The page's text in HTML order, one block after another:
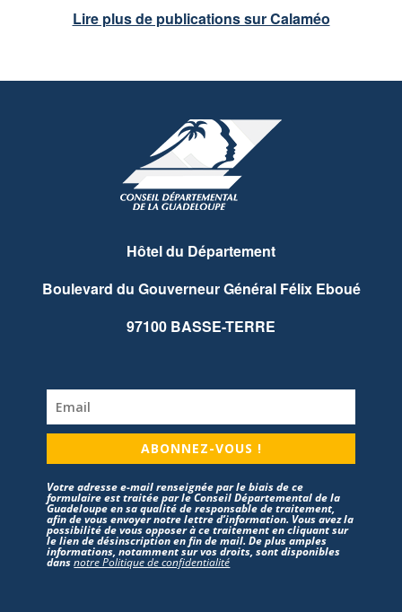
Lire plus de publications sur Calaméo
Hôtel du Département
Boulevard du Gouverneur Général Félix Eboué
97100 BASSE-TERRE
ABONNEZ-VOUS !
Votre adresse e-mail renseignée par le biais de ce
formulaire est traitée par le Conseil Départemental de la
Guadeloupe en sa qualité de responsable de traitement,
afin de vous envoyer notre lettre d’information. Vous avez la
possibilité de vous opposer à ce traitement en cliquant sur
le lien de désinscription en fin de mail. De plus amples
informations, notamment sur vos droits, sont disponibles
dansnotre Politique de confidentialité